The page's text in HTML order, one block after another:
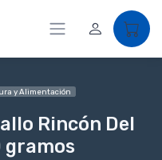
y Alimentación
Rincón Del
gramos